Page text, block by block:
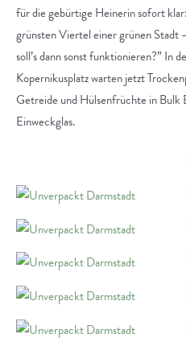
für die gebürtige Heinerin sofort
grünsten Viertel einer grünen Stadt
soll’s dann sonst funktionieren?” In
Kopernikusplatz warten jetzt
Getreide und Hülsenfrüchte in Bulk
Einweckglas.